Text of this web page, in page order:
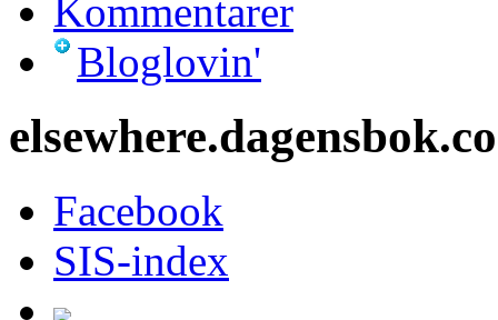
Kommentarer
Bloglovin'
Facebook
SIS-index